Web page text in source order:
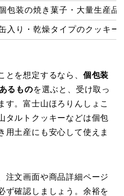
包装の焼き菓子・大量生産品
入り・乾燥タイプのクッキー
とを想定するなら、 個包装
るものを選ぶと、受け取っ
す。富士山ほろりんしょこ
タルトクッキーなどは個包
用土産にも安心して使えま
注文画面や商品詳細ページ
ず確認しましょう。余裕を